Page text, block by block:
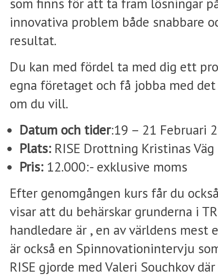
innovativa problem både snabbare
resultat.
Du kan med fördel ta med dig ett
egna företaget och få jobba med
om du vill.
Datum och tider:19 – 21 Februari
Plats: RISE Drottning Kristinas
Pris: 12.000:- exklusive moms
Efter genomgången kurs får du
visar att du behärskar grunderna i
handledare är , en av världens mest
är också en Spinnovationintervju
RISE gjorde med Valeri Souchkov